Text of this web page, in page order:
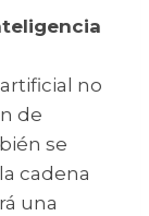
no
de
se
cadena
una